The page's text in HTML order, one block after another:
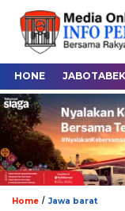
HONE JABOTABEK
Home / Jawa barat